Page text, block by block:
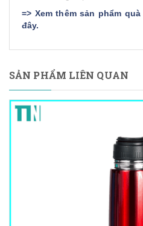
=> Xem thêm sản phẩm
đây.
SẢN PHẨM LIÊN QUAN